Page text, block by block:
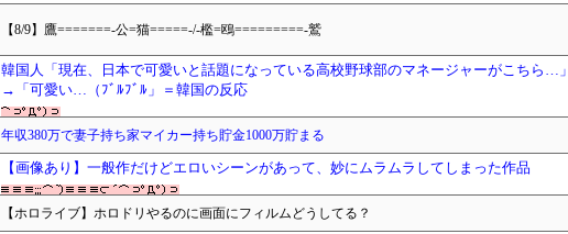
【8/9】鷹=======-公=猫=====-/-檻=鴎=========-鷲
韓国人「現在、日本で可愛いと話題になっている高校野球部のマネージャーがこちら…」
→「可愛い…（ﾌﾞﾙﾌﾞﾙ」＝韓国の反応
年収380万で妻子持ち家マイカー持ち貯金1000万貯まる
【画像あり】一般作だけどエロいシーンがあって、妙にムラムラしてしまった作品
【ホロライブ】ホロドリやるのに画面にフィルムどうしてる？